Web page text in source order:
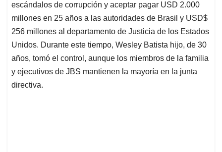
escándalos de corrupción y aceptar pagar USD 2.000
millones en 25 años a las autoridades de Brasil y USD$
256 millones al departamento de Justicia de los Estados
Unidos. Durante este tiempo, Wesley Batista hijo, de 30
años, tomó el control, aunque los miembros de la familia
y ejecutivos de JBS mantienen la mayoría en la junta
directiva.